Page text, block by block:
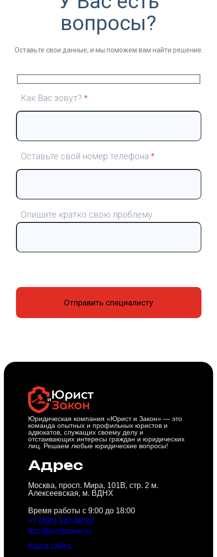
вопросы?
Оставьте свои данные, и мы поможем вам найти решение.
Как Вас зовут? *
Оставьте свой номер телефона *
Опишите кратко свою проблему
Юридическая компания «Юрист и Закон» — это
команда опытных и профильных юристов и
адвокатов, служащих своему делу и
отстаивающих интересы граждан и юридических
лиц. Решаем любые юридические вопросы!
Адрес
Москва, просп. Мира, 101В, стр. 2 м.
Алексеевская, м. ВДНХ
Время работы с 9:00 до 18:00
+7 (495) 182-48-82
doc@uristpravo.ru
Карта сайта